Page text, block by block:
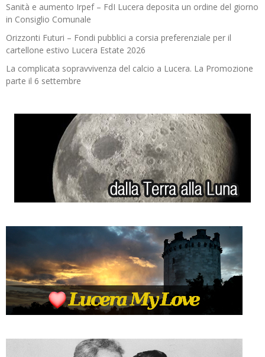
Sanità e aumento Irpef – FdI Lucera deposita un ordine del giorno
in Consiglio Comunale
Orizzonti Futuri – Fondi pubblici a corsia preferenziale per il
cartellone estivo Lucera Estate 2026
La complicata sopravvivenza del calcio a Lucera. La Promozione
parte il 6 settembre